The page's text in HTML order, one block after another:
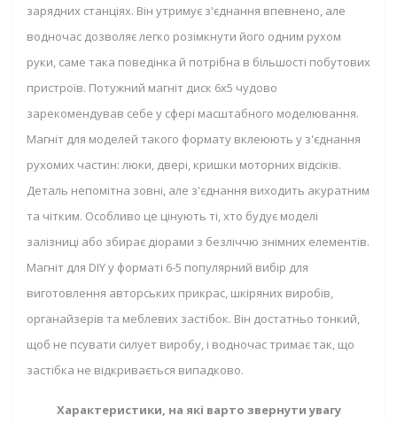
зарядних станціях. Він утримує з'єднання впевнено, але
водночас дозволяє легко розімкнути його одним рухом
руки, саме така поведінка й потрібна в більшості побутових
пристроїв. Потужний магніт диск 6x5 чудово
зарекомендував себе у сфері масштабного моделювання.
Магніт для моделей такого формату вклеюють у з'єднання
рухомих частин: люки, двері, кришки моторних відсіків.
Деталь непомітна зовні, але з'єднання виходить акуратним
та чітким. Особливо це цінують ті, хто будує моделі
залізниці або збирає діорами з безліччю знімних елементів.
Магніт для DIY у форматі 6-5 популярний вибір для
виготовлення авторських прикрас, шкіряних виробів,
органайзерів та меблевих застібок. Він достатньо тонкий,
щоб не псувати силует виробу, і водночас тримає так, що
застібка не відкривається випадково.
Характеристики, на які варто звернути увагу